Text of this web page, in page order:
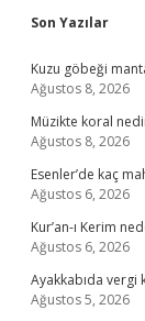
Son Yazılar
Kuzu göbeği
Ağustos 8, 2026
Müzikte koral
Ağustos 8, 2026
Esenler’de kaç
Ağustos 6, 2026
Kur’an-ı Kerim
Ağustos 6, 2026
Ayakkabıda vergi
Ağustos 5, 2026